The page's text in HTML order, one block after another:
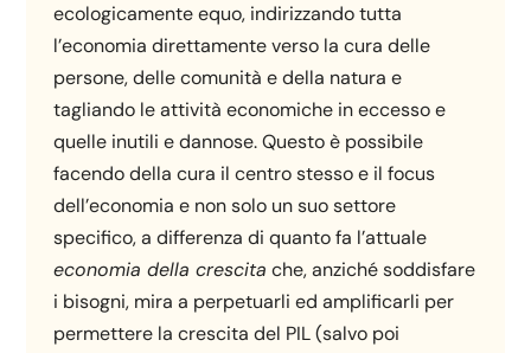
ecologicamente equo, indirizzando tutta
l’economia direttamente verso la cura delle
persone, delle comunità e della natura e
tagliando le attività economiche in eccesso e
quelle inutili e dannose. Questo è possibile
facendo della cura il centro stesso e il focus
dell’economia e non solo un suo settore
specifico, a differenza di quanto fa l’attuale
economia della crescita che, anziché soddisfare
i bisogni, mira a perpetuarli ed amplificarli per
permettere la crescita del PIL (salvo poi